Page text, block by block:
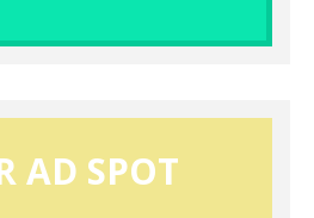
AD SPOT